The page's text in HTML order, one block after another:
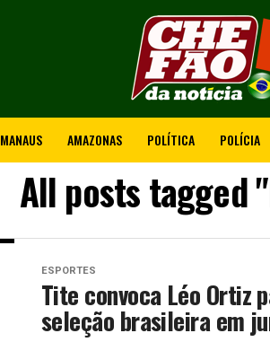
MANAUS AMAZONAS POLÍTICA POLÍCIA
All posts tagged
ESPORTES
Tite convoca Léo Ortiz
seleção brasileira em